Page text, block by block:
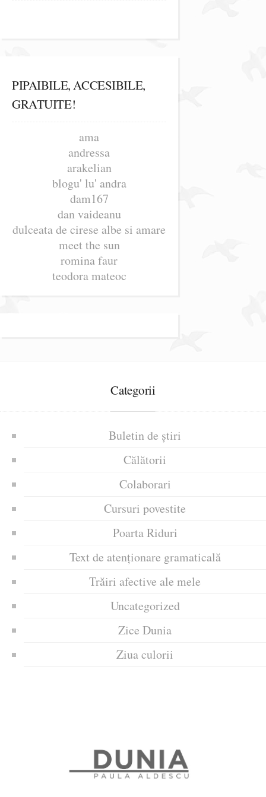
PIPAIBILE, ACCESIBILE,
GRATUITE!
ama
andressa
arakelian
blogu' lu' andra
dam167
dan vaideanu
dulceata de cirese albe si amare
meet the sun
romina faur
teodora mateoc
Categorii
Buletin de știri
Călătorii
Colaborari
Cursuri povestite
Poarta Riduri
Text de atenționare gramaticală
Trăiri afective ale mele
Uncategorized
Zice Dunia
Ziua culorii